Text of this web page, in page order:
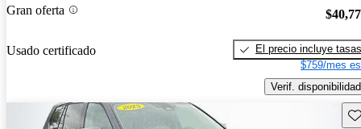
Gran oferta
Usado certificado
El precio incluye tasas
$759/mes
Verif. disponibilidad